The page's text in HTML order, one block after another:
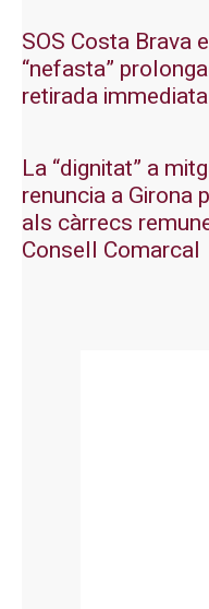
SOS Costa Brava
“nefasta”
retirada immediata
La “dignitat” a
renuncia a Girona
als càrrecs
Consell Comarcal